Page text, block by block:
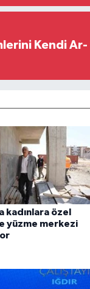
Kendi Ar-
kadınlara özel
yüzme merkezi